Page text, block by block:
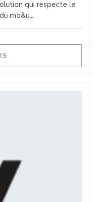
qui respecte le
mo&u…
Favoris